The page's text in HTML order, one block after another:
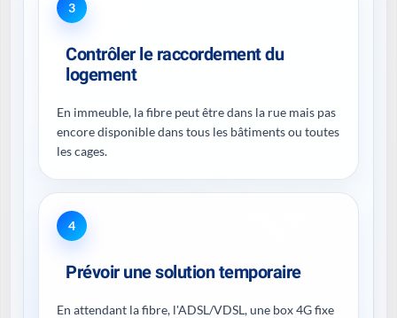
3
Contrôler le raccordement du
logement
En immeuble, la fibre peut être dans la rue mais pas
encore disponible dans tous les bâtiments ou toutes
les cages.
4
Prévoir une solution temporaire
En attendant la fibre, l'ADSL/VDSL, une box 4G fixe